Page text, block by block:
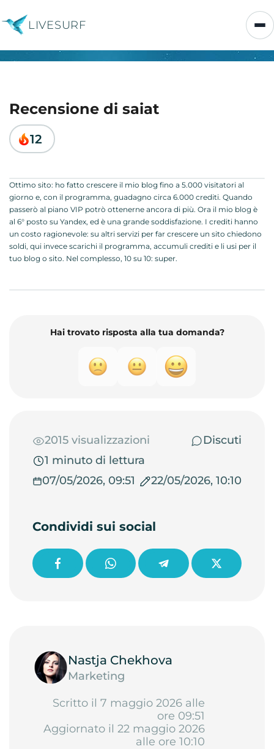
LIVESURF
Recensione di saiat
12
Ottimo sito: ho fatto crescere il mio blog fino a 5.000 visitatori al
giorno e, con il programma, guadagno circa 6.000 crediti. Quando
passerò al piano VIP potrò ottenerne ancora di più. Ora il mio blog è
al 6° posto su Yandex, ed è una grande soddisfazione. I crediti hanno
un costo ragionevole: su altri servizi per far crescere un sito chiedono
soldi, qui invece scarichi il programma, accumuli crediti e li usi per il
tuo blog o sito. Nel complesso, 10 su 10: super.
Hai trovato risposta alla tua domanda?
2015 visualizzazioni
Discuti
1 minuto di lettura
07/05/2026, 09:51
22/05/2026, 10:10
Condividi sui social
Nastja Chekhova
Marketing
Scritto il 7 maggio 2026 alle
ore 09:51
Aggiornato il 22 maggio 2026
alle ore 10:10